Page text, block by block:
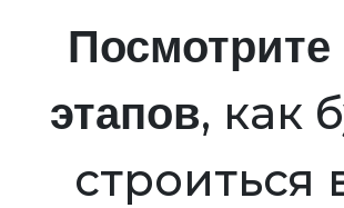
Посмотрите
этапов, как
строиться